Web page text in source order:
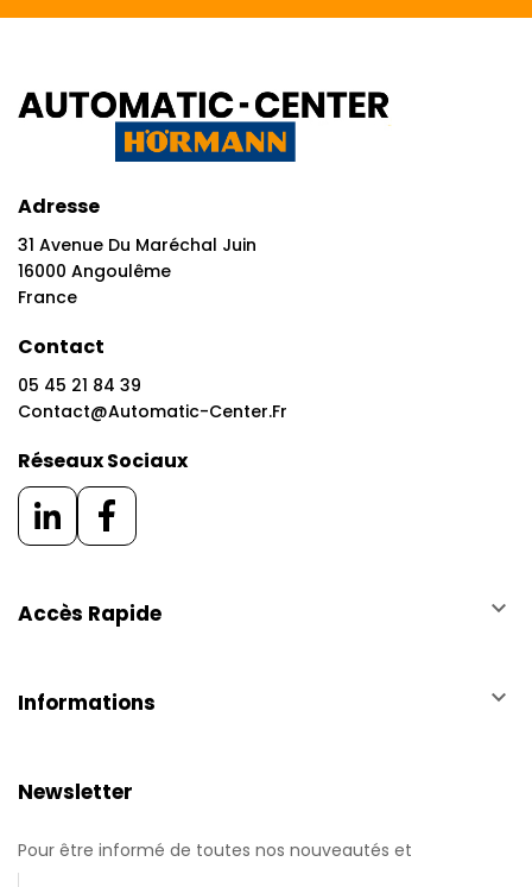
Adresse
31 Avenue Du Maréchal Juin
16000 Angoulême
France
Contact
05 45 21 84 39
Contact@automatic-Center.fr
Réseaux Sociaux
Accès Rapide keyboard_arrow_down
Informations keyboard_arrow_down
Newsletter
Pour être informé de toutes nos nouveautés et
promotions.